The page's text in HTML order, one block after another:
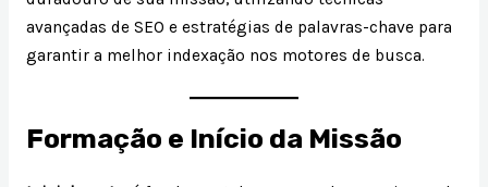
avançadas de SEO e estratégias de palavras-chave para
garantir a melhor indexação nos motores de busca.
Formação e Início da Missão